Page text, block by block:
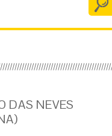
DAS NEVES